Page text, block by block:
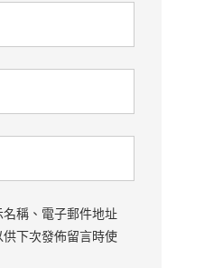
名稱、電子郵件地址
下次發佈留言時使